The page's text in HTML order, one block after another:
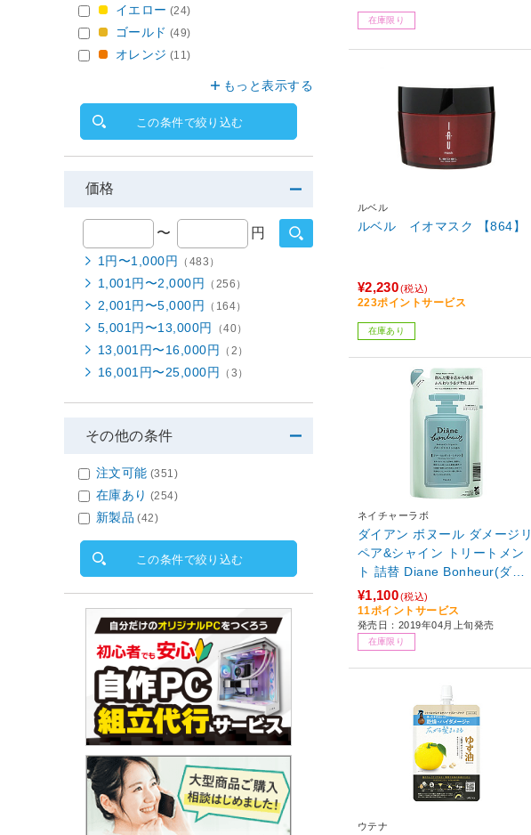
在庫限り
ルベル
ルベル イオマスク 【864】
¥2,230(税込)
223ポイントサービス
在庫あり
ネイチャーラボ
ダイアン ボヌール ダメージリ
ペア&シャイン トリートメン
ト 詰替 Diane Bonheur(ダイ
アン ボヌール)
¥1,100(税込)
11ポイントサービス
発売日：2019年04月上旬発売
在庫限り
ウテナ
イエロー (24)
ゴールド (49)
オレンジ (11)
もっと表示する
この条件で絞り込む
価格
〜 円
1円〜1,000円 （483）
1,001円〜2,000円 （256）
2,001円〜5,000円 （164）
5,001円〜13,000円 （40）
13,001円〜16,000円 （2）
16,001円〜25,000円 （3）
その他の条件
注文可能 (351)
在庫あり (254)
新製品 (42)
この条件で絞り込む